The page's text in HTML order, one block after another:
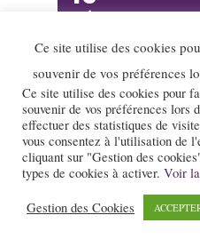
AOÛ
Annecy
19
AOÛ
Nana Project
Saint-Restitut
20
AOÛ
Ce site utilise des cookies
souvenir de vos préférences
Ce site utilise des cookies pour
souvenir de vos préférences lors
effectuer des statistiques de
vous consentez à l'utilisation de
cliquant sur "Gestion des
types de cookies à activer. Voir
Gestion des Cookies